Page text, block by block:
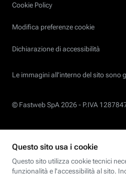
Cookie Policy
Modifica preferenze cookie
Dichiarazione di accessibilità
Le immagini all’interno del sito sono
© Fastweb SpA 2026 - P.IVA